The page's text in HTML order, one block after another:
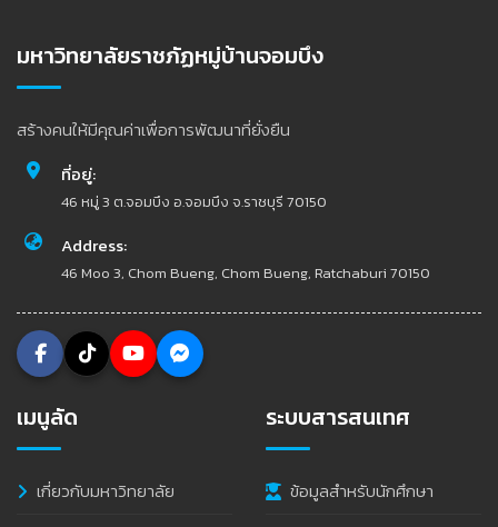
มหาวิทยาลัยราชภัฏหมู่บ้านจอมบึง
สร้างคนให้มีคุณค่าเพื่อการพัฒนาที่ยั่งยืน
ที่อยู่:
46 หมู่ 3 ต.จอมบึง อ.จอมบึง จ.ราชบุรี 70150
Address:
46 Moo 3, Chom Bueng, Chom Bueng, Ratchaburi 70150
เมนูลัด
เกี่ยวกับมหาวิทยาลัย
ระบบสารสนเทศ
ข้อมูลสำหรับนักศึกษา